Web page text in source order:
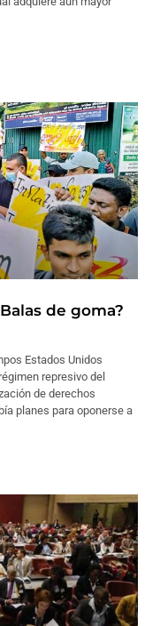
de goma?
Estados Unidos
represivo del
de derechos
planes para oponerse a